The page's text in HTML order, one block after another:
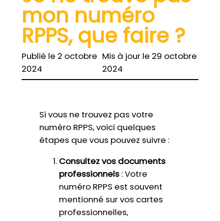
mon numéro
RPPS, que faire ?
Publié le 2 octobre
2024
Mis à jour le 29 octobre
2024
Si vous ne trouvez pas votre
numéro RPPS, voici quelques
étapes que vous pouvez suivre :
Consultez vos documents
professionnels: Votre
numéro RPPS est souvent
mentionné sur vos cartes
professionnelles,